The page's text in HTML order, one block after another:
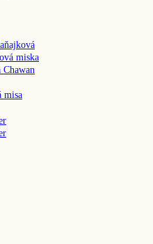
miska
misa